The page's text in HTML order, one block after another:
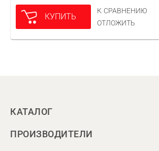
КУПИТЬ
К СРАВНЕНИЮ
ОТЛОЖИТЬ
КАТАЛОГ
ПРОИЗВОДИТЕЛИ